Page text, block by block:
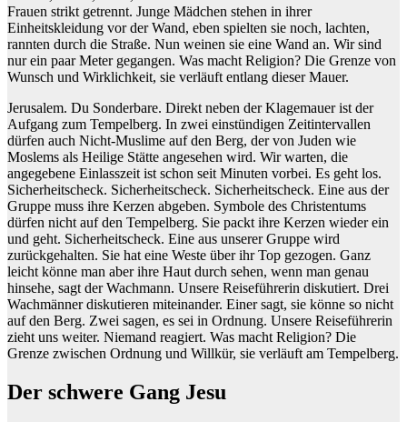
Frauen strikt getrennt. Junge Mädchen stehen in ihrer
Einheitskleidung vor der Wand, eben spielten sie noch, lachten,
rannten durch die Straße. Nun weinen sie eine Wand an. Wir sind
nur ein paar Meter gegangen. Was macht Religion? Die Grenze von
Wunsch und Wirklichkeit, sie verläuft entlang dieser Mauer.
Jerusalem. Du Sonderbare. Direkt neben der Klagemauer ist der
Aufgang zum Tempelberg. In zwei einstündigen Zeitintervallen
dürfen auch Nicht-Muslime auf den Berg, der von Juden wie
Moslems als Heilige Stätte angesehen wird. Wir warten, die
angegebene Einlasszeit ist schon seit Minuten vorbei. Es geht los.
Sicherheitscheck. Sicherheitscheck. Sicherheitscheck. Eine aus der
Gruppe muss ihre Kerzen abgeben. Symbole des Christentums
dürfen nicht auf den Tempelberg. Sie packt ihre Kerzen wieder ein
und geht. Sicherheitscheck. Eine aus unserer Gruppe wird
zurückgehalten. Sie hat eine Weste über ihr Top gezogen. Ganz
leicht könne man aber ihre Haut durch sehen, wenn man genau
hinsehe, sagt der Wachmann. Unsere Reiseführerin diskutiert. Drei
Wachmänner diskutieren miteinander. Einer sagt, sie könne so nicht
auf den Berg. Zwei sagen, es sei in Ordnung. Unsere Reiseführerin
zieht uns weiter. Niemand reagiert. Was macht Religion? Die
Grenze zwischen Ordnung und Willkür, sie verläuft am Tempelberg.
Der schwere Gang Jesu